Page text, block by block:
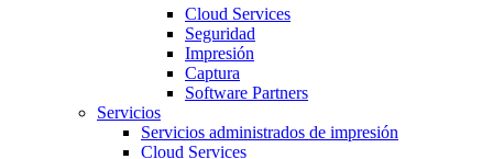
Cloud Services
Seguridad
Impresión
Captura
Software Partners
Servicios
Servicios administrados de impresión
Cloud Services